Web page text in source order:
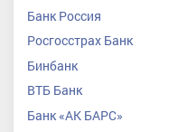
Банк Россия
Росгосстрах Банк
Бинбанк
ВТБ Банк
Банк «АК БАРС»